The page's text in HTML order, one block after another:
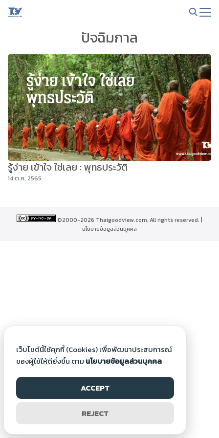
Skip
ปัจฉิมกาล
รู้ง่าย เข้าใจ ใช่เลย : พุทธประวัติ
14 ต.ค. 2565
©2000-2026 Thaigoodview.com, All rights reserved. |
นโยบายข้อมูลส่วนบุคคล
เว็บไซต์นี้ใช้คุกกี้ (Cookies) เพื่อพัฒนาประสบการณ์
ของผู้ใช้ให้ดียิ่งขึ้น ตาม นโยบายข้อมูลส่วนบุคคล
ACCEPT
REJECT